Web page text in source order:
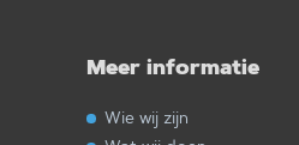
Meer informatie
Wie wij zijn